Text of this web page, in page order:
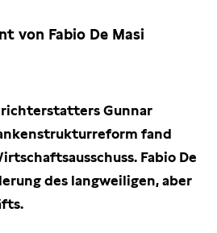
von Fabio De Masi
Gunnar
fand
Fabio De
des langweiligen, aber